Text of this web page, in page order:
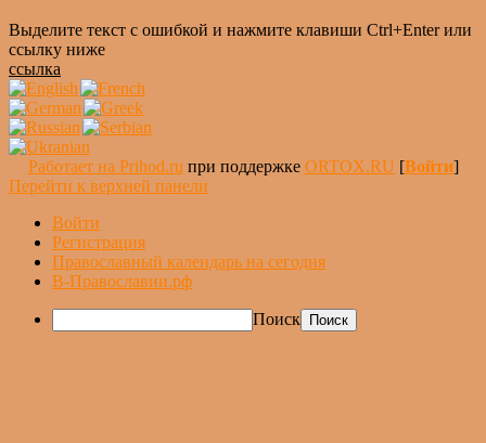
Выделите текст с ошибкой и нажмите клавиши Ctrl+Enter или
ссылку ниже
ссылка
Работает на Prihod.ru при поддержке ORTOX.RU [Войти]
Перейти к верхней панели
Войти
Регистрация
Православный календарь на сегодня
В-Православии.рф
Поиск